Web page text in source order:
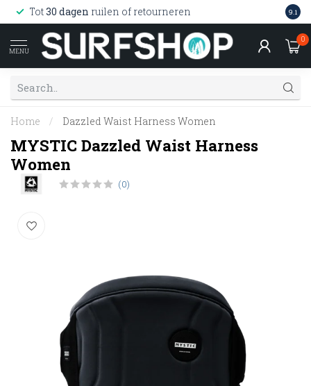
Tot30 dagen ruilen of retourneren 9.1
MENU
0
Home / Dazzled Waist Harness Women
MYSTIC Dazzled Waist Harness
Women
(0)